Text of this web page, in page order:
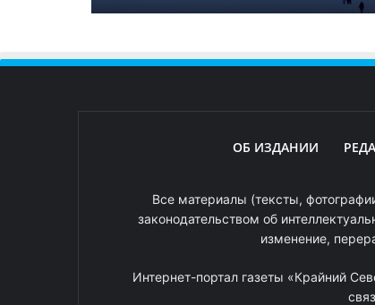
ОБ ИЗДАНИИ
Все материалы (тексты,
законодательством об
изменение,
Интернет-портал газеты «Крайний